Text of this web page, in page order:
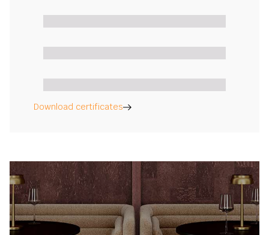
Download certificates